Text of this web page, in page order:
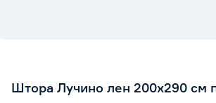
Штора Лучино лен 200х290 см